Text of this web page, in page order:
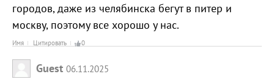
городов, даже из челябинска бегут в питер и
москву, поэтому все хорошо у нас.
Имя Цитировать 0
Guest 06.11.2025